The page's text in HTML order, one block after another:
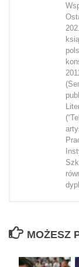
MOŻESZ